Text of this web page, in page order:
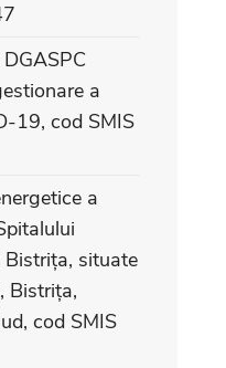
a
19, cod SMIS
a
Bistrița, situate
Bistrița,
cod SMIS